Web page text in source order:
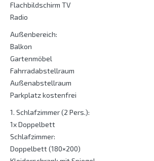
Flachbildschirm TV
Radio
Außenbereich:
Balkon
Gartenmöbel
Fahrradabstellraum
Außenabstellraum
Parkplatz kostenfrei
1. Schlafzimmer (2 Pers.):
1x Doppelbett
Schlafzimmer:
Doppelbett (180×200)